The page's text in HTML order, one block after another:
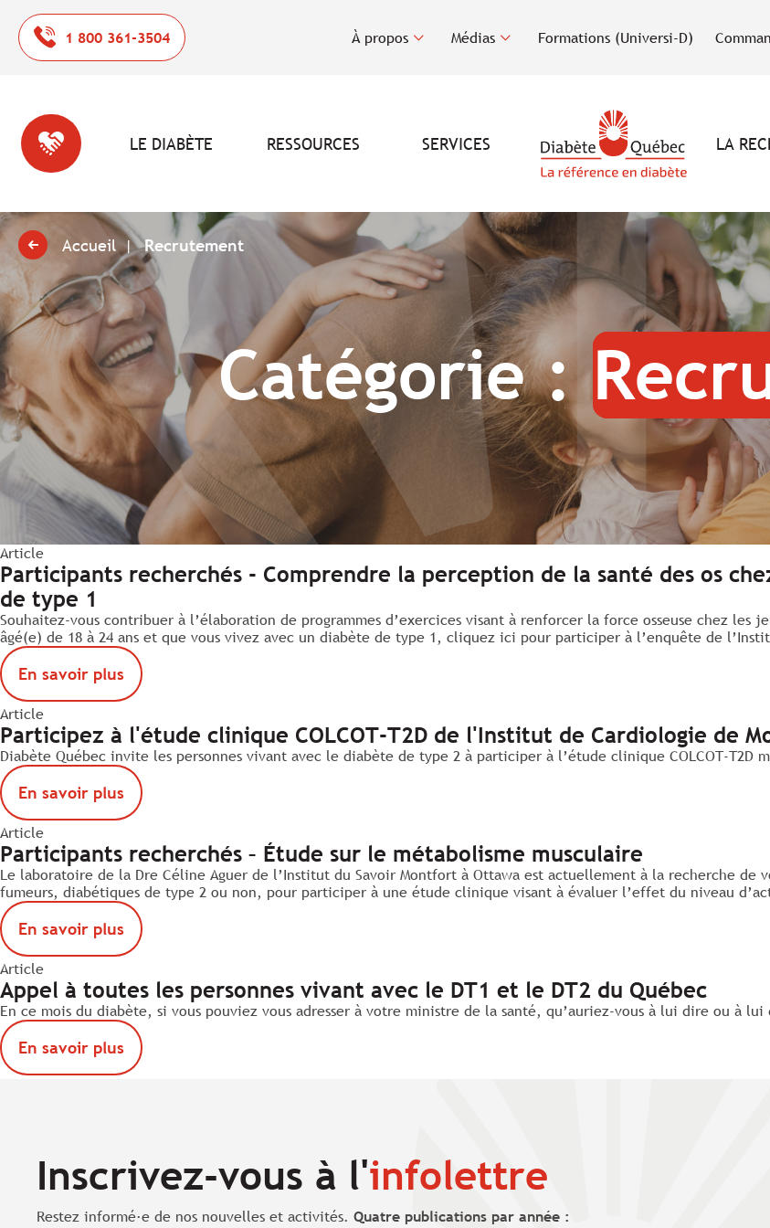
1 800 361-3504 À propos Médias Formations (Universi-D)
LE DIABÈTE RESSOURCES SERVICES LA
Accueil Recrutement
Catégorie :
Article
Participants recherchés - Comprendre la perception de la santé des os
de type 1
Souhaitez-vous contribuer à l’élaboration de programmes d’exercices visant à renforcer la force osseuse chez les
âgé(e) de 18 à 24 ans et que vous vivez avec un diabète de type 1, cliquez ici pour participer à l’enquête de
En savoir plus
Article
Participez à l'étude clinique COLCOT-T2D de l'Institut de Cardiologie de
Diabète Québec invite les personnes vivant avec le diabète de type 2 à participer à l’étude clinique COLCOT-T2D
En savoir plus
Article
Participants recherchés – Étude sur le métabolisme musculaire
Le laboratoire de la Dre Céline Aguer de l’Institut du Savoir Montfort à Ottawa est actuellement à la recherche de
fumeurs, diabétiques de type 2 ou non, pour participer à une étude clinique visant à évaluer l’effet du niveau
En savoir plus
Article
Appel à toutes les personnes vivant avec le DT1 et le DT2 du Québec
En ce mois du diabète, si vous pouviez vous adresser à votre ministre de la santé, qu’auriez-vous à lui dire ou à lui
En savoir plus
Inscrivez-vous à l'infolettre
Restez informé·e de nos nouvelles et activités. Quatre publications par année :